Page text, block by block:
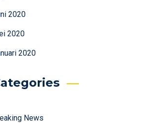
2020
2020
2020
News